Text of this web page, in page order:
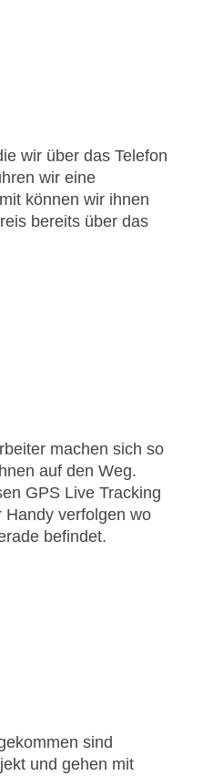
wir über das Telefon
wir eine
können wir ihnen
bereits über das
machen sich so
auf den Weg.
GPS Live Tracking
Handy verfolgen wo
befindet.
sind
und gehen mit